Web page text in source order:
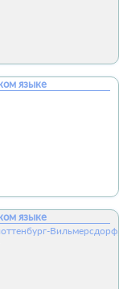
языке
языке